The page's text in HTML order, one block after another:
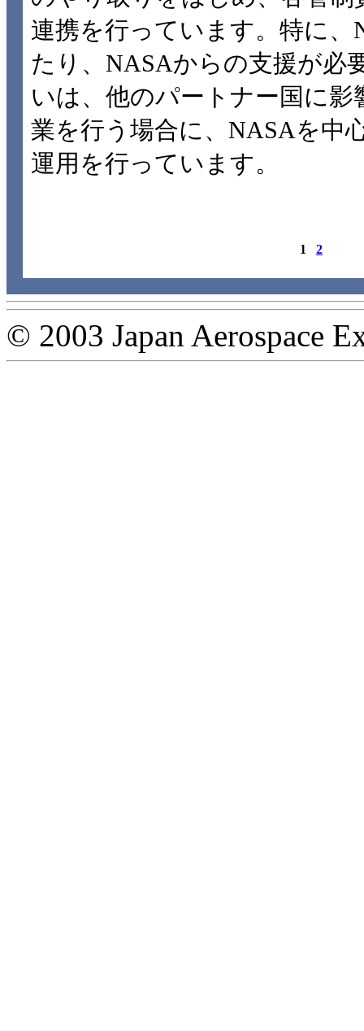
連携を行っています。特に、
たり、NASAからの支援が必
いは、他のパートナー国に
業を行う場合に、NASAを中
運用を行っています。
1 2
© 2003 Japan Aerospace